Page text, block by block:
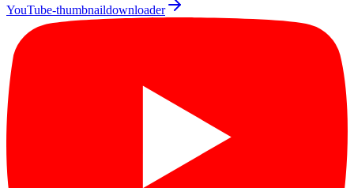
YouTube-thumbnaildownloader